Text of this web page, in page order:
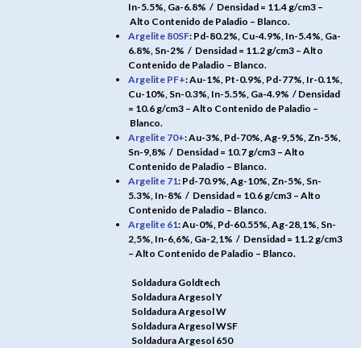
In-5.5%, Ga-6.8% / Densidad = 11.4 g/cm3 –
Alto Contenido de Paladio – Blanco.
Argelite 80SF: Pd-80.2%, Cu-4.9%, In-5.4%, Ga-
6.8%, Sn-2% / Densidad = 11.2 g/cm3 – Alto
Contenido de Paladio – Blanco.
Argelite PF+: Au-1%, Pt-0.9%, Pd-77%, Ir-0.1%,
Cu-10%, Sn-0.3%, In-5.5%, Ga-4.9% /Densidad
= 10.6 g/cm3 – Alto Contenido de Paladio –
Blanco.
Argelite 70+: Au-3%, Pd-70%, Ag-9,5%, Zn-5%,
Sn-9,8% / Densidad = 10.7 g/cm3 – Alto
Contenido de Paladio – Blanco.
Argelite 71: Pd-70.9%, Ag-10%, Zn-5%, Sn-
5.3%, In-8% / Densidad = 10.6 g/cm3 – Alto
Contenido de Paladio – Blanco.
Argelite 61: Au-0%, Pd-60.55%, Ag-28,1%, Sn-
2,5%, In-6,6%, Ga-2,1% / Densidad = 11.2 g/cm3
– Alto Contenido de Paladio – Blanco.
Soldadura Goldtech
Soldadura Argesol Y
Soldadura Argesol W
Soldadura Argesol WSF
Soldadura Argesol 650